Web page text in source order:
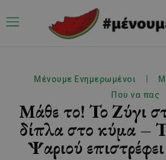
Μένουμε Ενημερωμένοι
Που να πας
Μάθε το! Το Ζύγι
δίπλα στο κύμα –
Ψαριού